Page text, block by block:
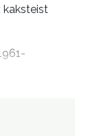
kaksteist